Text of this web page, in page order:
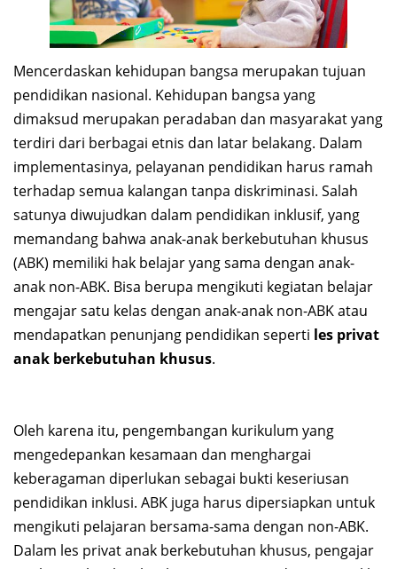
Mencerdaskan kehidupan bangsa merupakan tujuan
pendidikan nasional. Kehidupan bangsa yang
dimaksud merupakan peradaban dan masyarakat yang
terdiri dari berbagai etnis dan latar belakang. Dalam
implementasinya, pelayanan pendidikan harus ramah
terhadap semua kalangan tanpa diskriminasi. Salah
satunya diwujudkan dalam pendidikan inklusif, yang
memandang bahwa anak-anak berkebutuhan khusus
(ABK) memiliki hak belajar yang sama dengan anak-
anak non-ABK. Bisa berupa mengikuti kegiatan belajar
mengajar satu kelas dengan anak-anak non-ABK atau
mendapatkan penunjang pendidikan seperti les privat
anak berkebutuhan khusus.
Oleh karena itu, pengembangan kurikulum yang
mengedepankan kesamaan dan menghargai
keberagaman diperlukan sebagai bukti keseriusan
pendidikan inklusi. ABK juga harus dipersiapkan untuk
mengikuti pelajaran bersama-sama dengan non-ABK.
Dalam les privat anak berkebutuhan khusus, pengajar